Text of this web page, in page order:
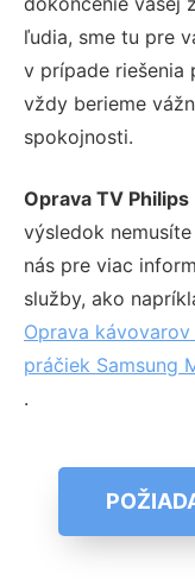
ľudia, sme tu pre
v prípade riešenia
vždy berieme
spokojnosti.
Oprava TV
výsledok
nás pre viac
služby, ako
Oprava
práčiek Samsung
.